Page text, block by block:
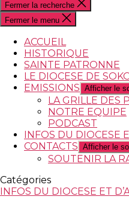
Fermer la recherche
Fermer le menu
ACCUEIL
HISTORIQUE
SAINTE PATRONNE
LE DIOCESE DE
EMISSIONS Afficher le
LA GRILLE DES
NOTRE EQUIPE
PODCAST
INFOS DU DIOCESE
CONTACTS Afficher le
SOUTENIR LA
Catégories
INFOS DU DIOCESE ET